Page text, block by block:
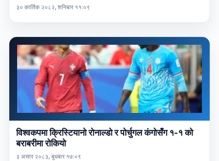
३० कार्तिक २०८२, शनिबार ११:०९
विश्वकपमा क्रिस्टियानो रोनाल्डो र पोर्चुगल कंगोसँग १-१ को
बराबरीमा रोकियो
३ असार २०८३, बुधबार १७:०९